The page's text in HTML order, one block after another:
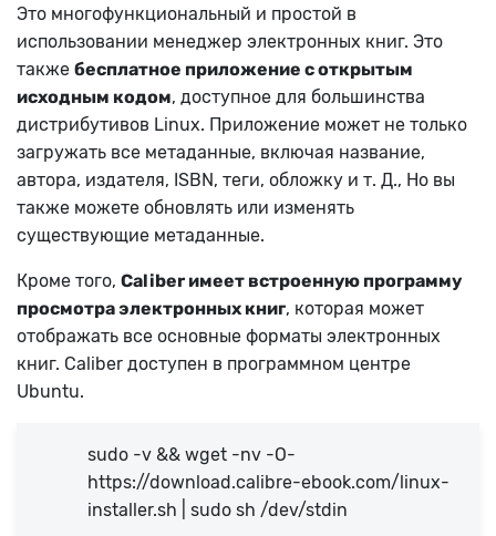
Это многофункциональный и простой в
использовании менеджер электронных книг. Это
также бесплатное приложение с открытым
исходным кодом, доступное для большинства
дистрибутивов Linux. Приложение может не только
загружать все метаданные, включая название,
автора, издателя, ISBN, теги, обложку и т. Д., Но вы
также можете обновлять или изменять
существующие метаданные.
Кроме того, Caliber имеет встроенную программу
просмотра электронных книг, которая может
отображать все основные форматы электронных
книг. Caliber доступен в программном центре
Ubuntu.
sudo -v && wget -nv -O-
https://download.calibre-ebook.com/linux-
installer.sh | sudo sh /dev/stdin